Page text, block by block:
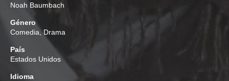
Noah Baumbach
Género
Comedia ,Drama
País
Estados Unidos
Idioma